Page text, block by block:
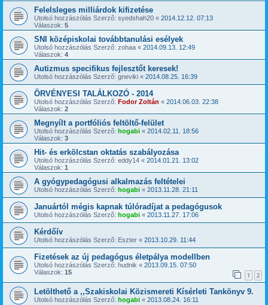
Felelsleges milliárdok kifizetése
Utolsó hozzászólás Szerző: syedshah20 « 2014.12.12. 07:13
Válaszok: 5
SNI középiskolai továbbtanulási esélyek
Utolsó hozzászólás Szerző: zohaa « 2014.09.13. 12:49
Válaszok: 4
Autizmus specifikus fejlesztőt keresek!
Utolsó hozzászólás Szerző: gneviki « 2014.08.25. 16:39
ÖRVÉNYESI TALÁLKOZÓ - 2014
Utolsó hozzászólás Szerző: Fodor Zoltán « 2014.06.03. 22:38
Válaszok: 2
Megnyílt a portfóliós feltöltő-felület
Utolsó hozzászólás Szerző: hogabi « 2014.02.11. 18:56
Válaszok: 3
Hit- és erkölcstan oktatás szabályozása
Utolsó hozzászólás Szerző: eddy14 « 2014.01.21. 13:02
Válaszok: 1
A gyógypedagógusi alkalmazás feltételei
Utolsó hozzászólás Szerző: hogabi « 2013.11.28. 21:11
Januártól mégis kapnak túlóradíjat a pedagógusok
Utolsó hozzászólás Szerző: hogabi « 2013.11.27. 17:06
Kérdőív
Utolsó hozzászólás Szerző: Eszter « 2013.10.29. 11:44
Fizetések az új pedagógus életpálya modellben
Utolsó hozzászólás Szerző: hudnik « 2013.09.15. 07:50
Válaszok: 15 1 2
Letölthető a ,,Szakiskolai Közismereti Kísérleti Tankönyv 9.
Utolsó hozzászólás Szerző: hogabi « 2013.08.24. 16:11